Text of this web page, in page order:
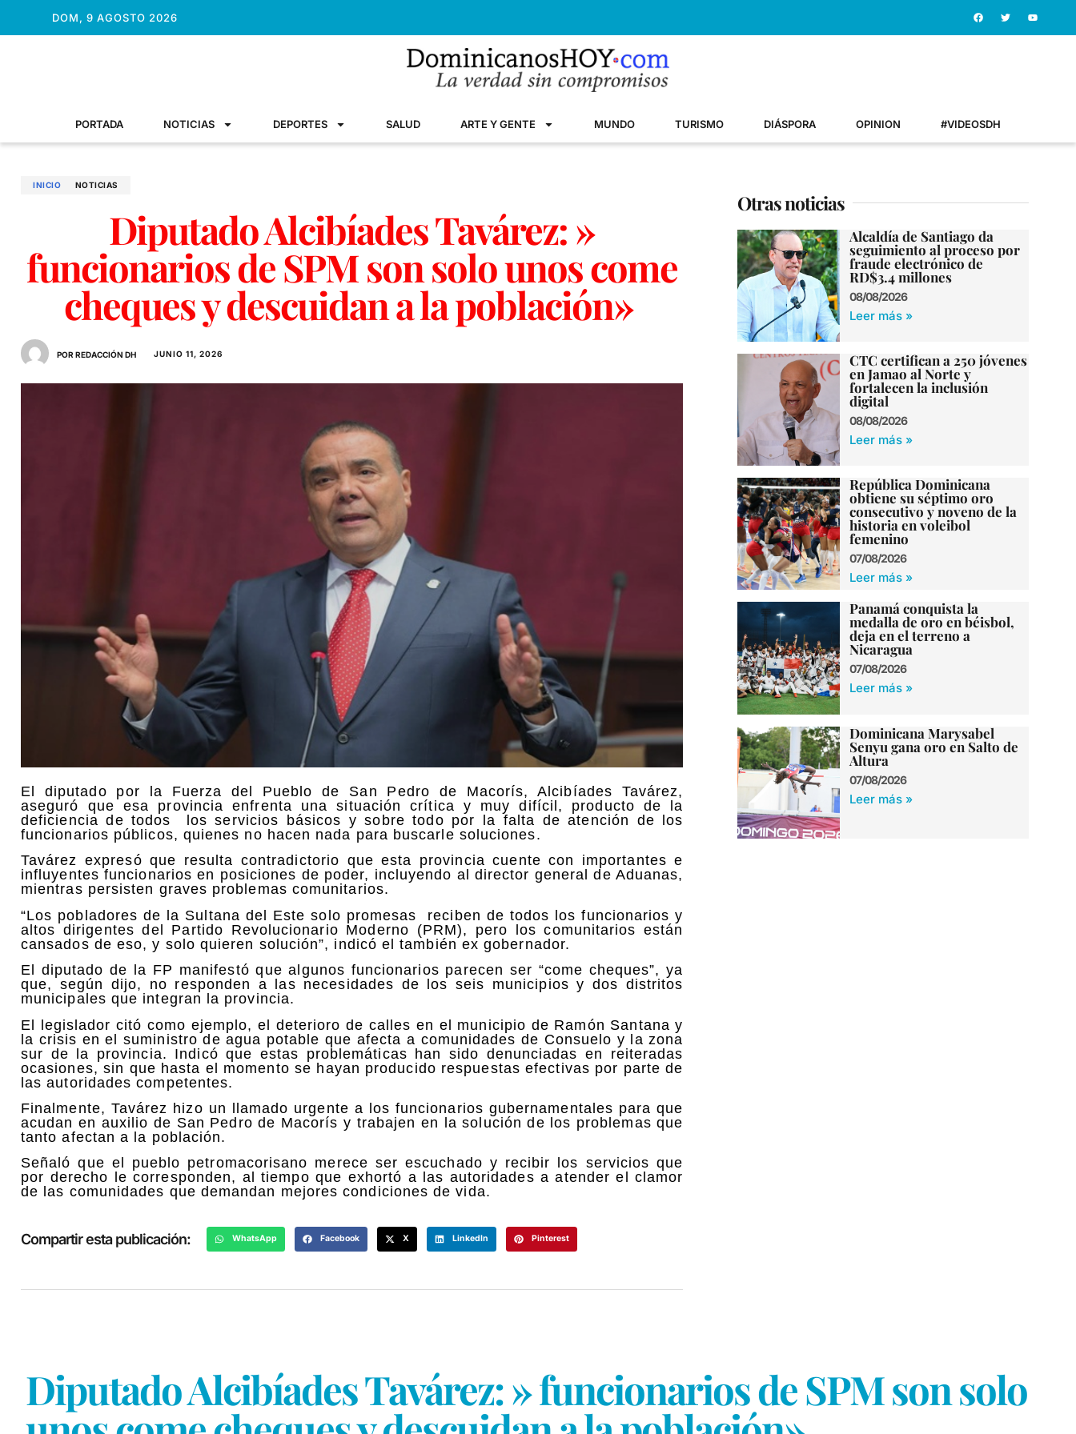
DOM, 9 AGOSTO 2026
PORTADA NOTICIAS DEPORTES SALUD ARTE Y GENTE MUNDO TURISMO DIÁSPORA OPINION #VIDEOSDH
INICIO NOTICIAS
Diputado Alcibíades Tavárez: »
funcionarios de SPM son solo unos come
cheques y descuidan a la población»
POR REDACCIÓN DH JUNIO 11, 2026
El diputado por la Fuerza del Pueblo de San Pedro de Macorís, Alcibíades Tavárez,
aseguró que esa provincia enfrenta una situación crítica y muy difícil, producto de la
deficiencia de todos los servicios básicos y sobre todo por la falta de atención de los
funcionarios públicos, quienes no hacen nada para buscarle soluciones.
Tavárez expresó que resulta contradictorio que esta provincia cuente con importantes e
influyentes funcionarios en posiciones de poder, incluyendo al director general de Aduanas,
mientras persisten graves problemas comunitarios.
“Los pobladores de la Sultana del Este solo promesas reciben de todos los funcionarios y
altos dirigentes del Partido Revolucionario Moderno (PRM), pero los comunitarios están
cansados de eso, y solo quieren solución”, indicó el también ex gobernador.
El diputado de la FP manifestó que algunos funcionarios parecen ser “come cheques”, ya
que, según dijo, no responden a las necesidades de los seis municipios y dos distritos
municipales que integran la provincia.
El legislador citó como ejemplo, el deterioro de calles en el municipio de Ramón Santana y
la crisis en el suministro de agua potable que afecta a comunidades de Consuelo y la zona
sur de la provincia. Indicó que estas problemáticas han sido denunciadas en reiteradas
ocasiones, sin que hasta el momento se hayan producido respuestas efectivas por parte de
las autoridades competentes.
Finalmente, Tavárez hizo un llamado urgente a los funcionarios gubernamentales para que
acudan en auxilio de San Pedro de Macorís y trabajen en la solución de los problemas que
tanto afectan a la población.
Señaló que el pueblo petromacorisano merece ser escuchado y recibir los servicios que
por derecho le corresponden, al tiempo que exhortó a las autoridades a atender el clamor
de las comunidades que demandan mejores condiciones de vida.
Compartir esta publicación: WhatsApp Facebook X LinkedIn Pinterest
Otras noticias
Alcaldía de Santiago da
seguimiento al proceso por
fraude electrónico de
RD$3.4 millones
08/08/2026
Leer más »
CTC certifican a 250 jóvenes
en Jamao al Norte y
fortalecen la inclusión
digital
08/08/2026
Leer más »
República Dominicana
obtiene su séptimo oro
consecutivo y noveno de la
historia en voleibol
femenino
07/08/2026
Leer más »
Panamá conquista la
medalla de oro en béisbol,
deja en el terreno a
Nicaragua
07/08/2026
Leer más »
Dominicana Marysabel
Senyu gana oro en Salto de
Altura
07/08/2026
Leer más »
Diputado Alcibíades Tavárez: » funcionarios de SPM son solo